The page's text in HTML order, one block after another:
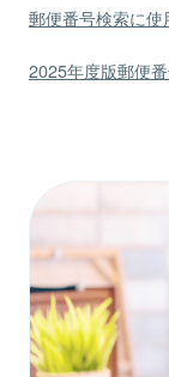
郵便番号検索に
2025年度版郵便